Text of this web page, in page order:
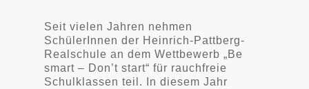
Seit vielen Jahren nehmen
SchülerInnen der Heinrich-Pattberg-
Realschule an dem Wettbewerb „Be
smart – Don’t start“ für rauchfreie
Schulklassen teil. In diesem Jahr